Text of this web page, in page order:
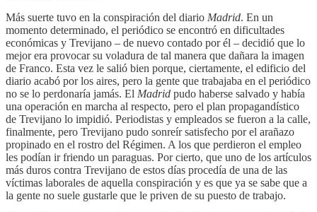
Más suerte tuvo en la conspiración del diario Madrid. En un
momento determinado, el periódico se encontró en dificultades
económicas y Trevijano – de nuevo contado por él – decidió que lo
mejor era provocar su voladura de tal manera que dañara la imagen
de Franco. Esta vez le salió bien porque, ciertamente, el edificio del
diario acabó por los aires, pero la gente que trabajaba en el periódico
no se lo perdonaría jamás. El Madrid pudo haberse salvado y había
una operación en marcha al respecto, pero el plan propagandístico
de Trevijano lo impidió. Periodistas y empleados se fueron a la calle,
finalmente, pero Trevijano pudo sonreír satisfecho por el arañazo
propinado en el rostro del Régimen. A los que perdieron el empleo
les podían ir friendo un paraguas. Por cierto, que uno de los artículos
más duros contra Trevijano de estos días procedía de una de las
víctimas laborales de aquella conspiración y es que ya se sabe que a
la gente no suele gustarle que le priven de su puesto de trabajo.